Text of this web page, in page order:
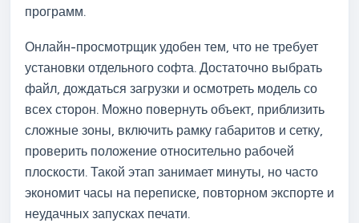
программ.
Онлайн-просмотрщик удобен тем, что не требует
установки отдельного софта. Достаточно выбрать
файл, дождаться загрузки и осмотреть модель со
всех сторон. Можно повернуть объект, приблизить
сложные зоны, включить рамку габаритов и сетку,
проверить положение относительно рабочей
плоскости. Такой этап занимает минуты, но часто
экономит часы на переписке, повторном экспорте и
неудачных запусках печати.